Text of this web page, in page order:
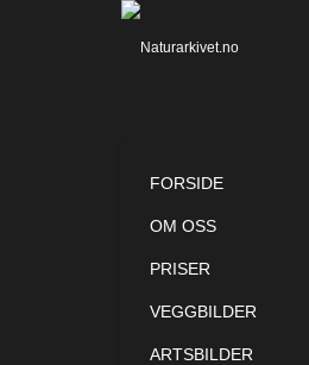
FORSIDE
OM OSS
PRISER
VEGGBILDER
ARTSBILDER